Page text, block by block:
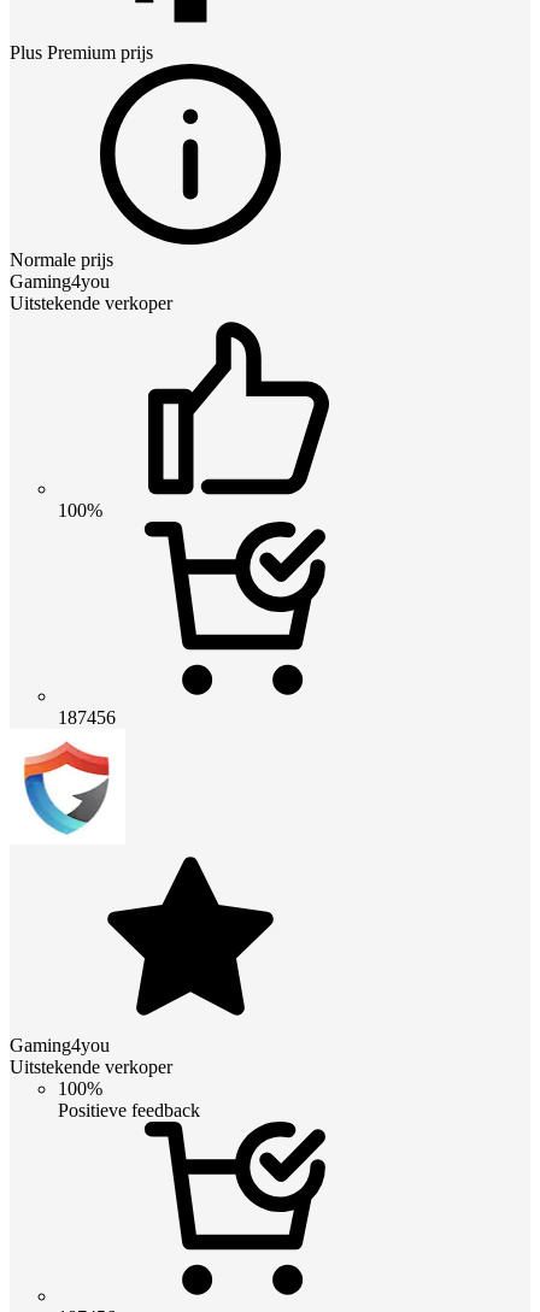
Plus Premium prijs
Normale prijs
Gaming4you
Uitstekende verkoper
100%
187456
Gaming4you
Uitstekende verkoper
100%
Positieve feedback